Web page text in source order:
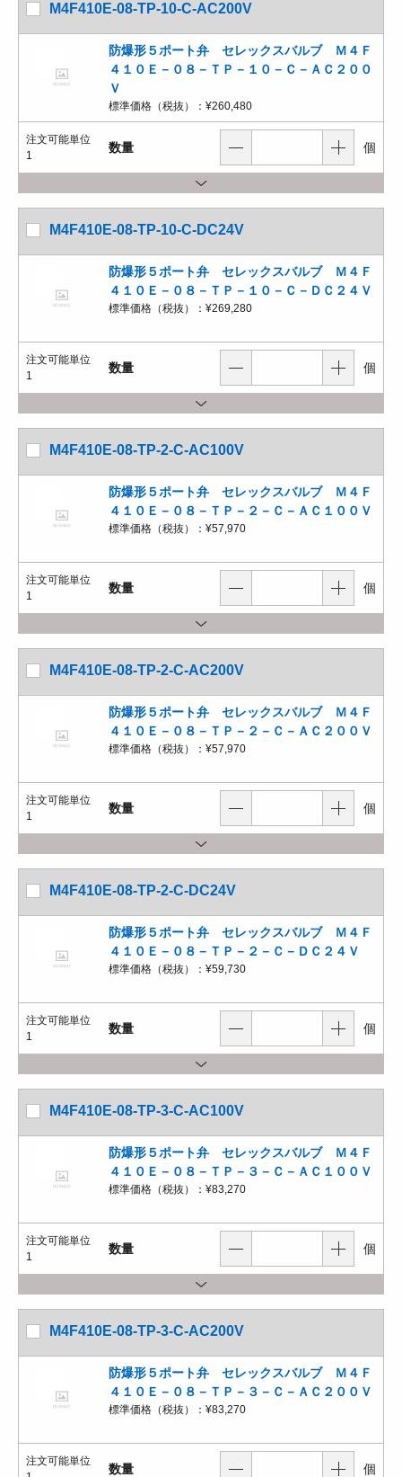
M4F410E-08-TP-10-C-AC200V
防爆形５ポート弁 セレックスバルブ Ｍ４Ｆ
４１０Ｅ－０８－ＴＰ－１０－Ｃ－ＡＣ２００
Ｖ
標準価格（税抜）： ¥260,480
注文可能単位
1
数量 個
M4F410E-08-TP-10-C-DC24V
防爆形５ポート弁 セレックスバルブ Ｍ４Ｆ
４１０Ｅ－０８－ＴＰ－１０－Ｃ－ＤＣ２４Ｖ
標準価格（税抜）： ¥269,280
注文可能単位
1
数量 個
M4F410E-08-TP-2-C-AC100V
防爆形５ポート弁 セレックスバルブ Ｍ４Ｆ
４１０Ｅ－０８－ＴＰ－２－Ｃ－ＡＣ１００Ｖ
標準価格（税抜）： ¥57,970
注文可能単位
1
数量 個
M4F410E-08-TP-2-C-AC200V
防爆形５ポート弁 セレックスバルブ Ｍ４Ｆ
４１０Ｅ－０８－ＴＰ－２－Ｃ－ＡＣ２００Ｖ
標準価格（税抜）： ¥57,970
注文可能単位
1
数量 個
M4F410E-08-TP-2-C-DC24V
防爆形５ポート弁 セレックスバルブ Ｍ４Ｆ
４１０Ｅ－０８－ＴＰ－２－Ｃ－ＤＣ２４Ｖ
標準価格（税抜）： ¥59,730
注文可能単位
1
数量 個
M4F410E-08-TP-3-C-AC100V
防爆形５ポート弁 セレックスバルブ Ｍ４Ｆ
４１０Ｅ－０８－ＴＰ－３－Ｃ－ＡＣ１００Ｖ
標準価格（税抜）： ¥83,270
注文可能単位
1
数量 個
M4F410E-08-TP-3-C-AC200V
防爆形５ポート弁 セレックスバルブ Ｍ４Ｆ
４１０Ｅ－０８－ＴＰ－３－Ｃ－ＡＣ２００Ｖ
標準価格（税抜）： ¥83,270
注文可能単位
数量 個